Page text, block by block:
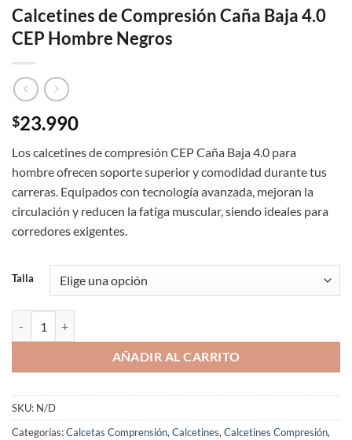
Calcetines de Compresión Caña Baja 4.0
CEP Hombre Negros
$23.990
Los calcetines de compresión CEP Caña Baja 4.0 para
hombre ofrecen soporte superior y comodidad durante tus
carreras. Equipados con tecnología avanzada, mejoran la
circulación y reducen la fatiga muscular, siendo ideales para
corredores exigentes.
Talla
AÑADIR AL CARRITO
SKU: N/D
Categorías:Calcetas Comprensión, Calcetines, Calcetines Compresión,